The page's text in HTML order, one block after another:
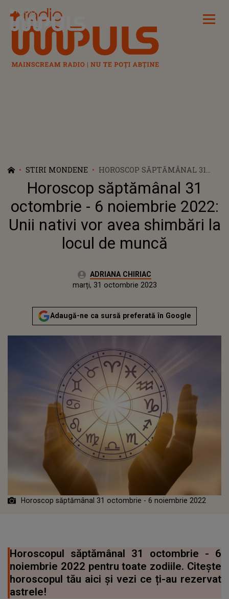
Radio Impuls
STIRI MONDENE
HOROSCOP SĂPTĂMÂNAL 31
OCTOMBRIE - 6 NOIEMBRIE 2022:
UNII NATIVI VOR AVEA
SHIMBĂRI LA LOCUL DE
MUNCĂ
Horoscop săptămânal 31
octombrie - 6 noiembrie 2022:
Unii nativi vor avea shimbări la
locul de muncă
Autor:ADRIANA CHIRIAC
luni, 31 octombrie 2022Actualizat:
marți, 31 octombrie 2023
Adaugă-ne ca sursă preferată în Google
Horoscop săptămânal 31 octombrie - 6 noiembrie 2022
Horoscopul săptămânal 31 octombrie - 6
noiembrie 2022 pentru toate zodiile. Citește
horoscopul tău aici și vezi ce ți-au rezervat
astrele!